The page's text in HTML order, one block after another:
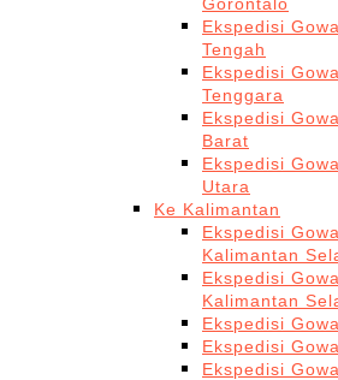
Ekspedisi
Tengah
Ekspedisi
Tenggara
Ekspedisi
Barat
Ekspedisi
Utara
Ke Kalimantan
Ekspedisi
Kalimantan
Ekspedisi
Kalimantan
Ekspedisi
Ekspedisi
Ekspedisi